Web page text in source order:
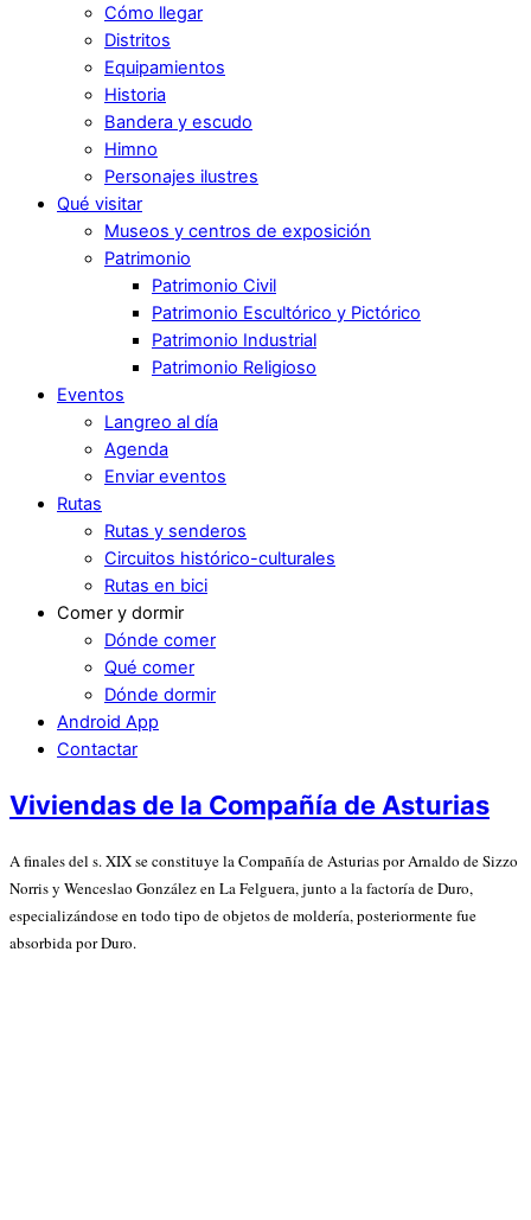
Cómo llegar
Distritos
Equipamientos
Historia
Bandera y escudo
Himno
Personajes ilustres
Qué visitar
Museos y centros de exposición
Patrimonio
Patrimonio Civil
Patrimonio Escultórico y Pictórico
Patrimonio Industrial
Patrimonio Religioso
Eventos
Langreo al día
Agenda
Enviar eventos
Rutas
Rutas y senderos
Circuitos histórico-culturales
Rutas en bici
Comer y dormir
Dónde comer
Qué comer
Dónde dormir
Android App
Contactar
Viviendas de la Compañía de Asturias
A finales del s. XIX se constituye la Compañía de Asturias por Arnaldo de Sizzo
Norris y Wenceslao González en La Felguera, junto a la factoría de Duro,
especializándose en todo tipo de objetos de moldería, posteriormente fue
absorbida por Duro.